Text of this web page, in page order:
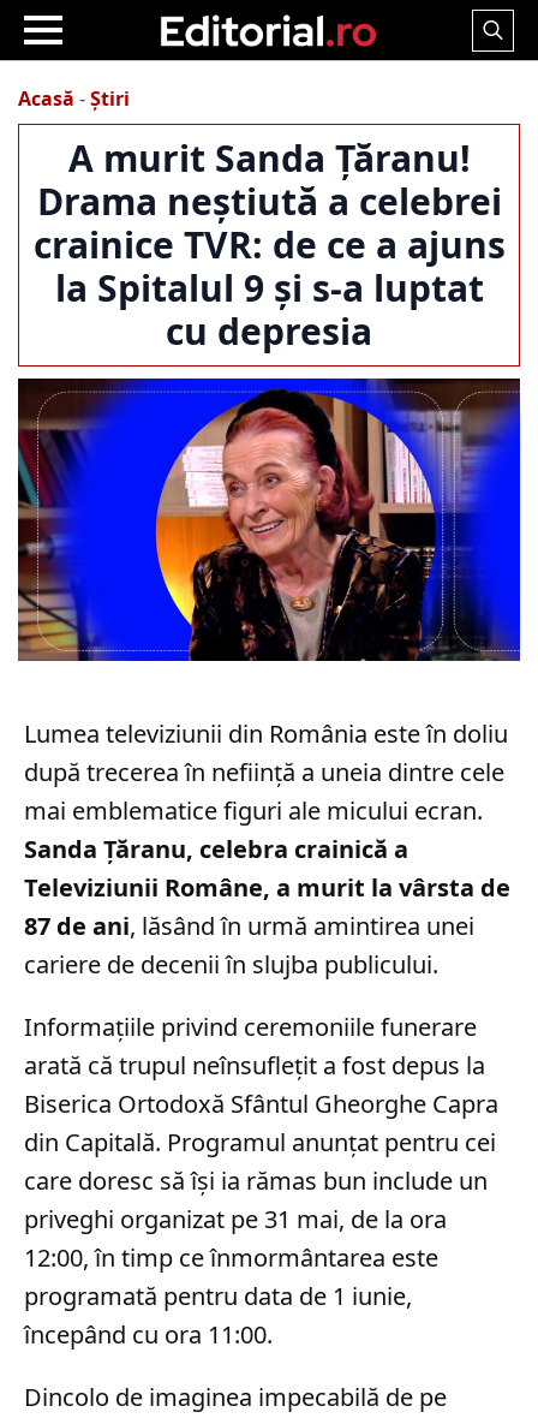
Search
Acasă -Știri
A murit Sanda Țăranu!
Drama neștiută a celebrei
crainice TVR: de ce a ajuns
la Spitalul 9 și s-a luptat
cu depresia
Lumea televiziunii din România este în doliu
după trecerea în neființă a uneia dintre cele
mai emblematice figuri ale micului ecran.
Sanda Țăranu, celebra crainică a
Televiziunii Române, a murit la vârsta de
87 de ani, lăsând în urmă amintirea unei
cariere de decenii în slujba publicului.
Informațiile privind ceremoniile funerare
arată că trupul neînsuflețit a fost depus la
Biserica Ortodoxă Sfântul Gheorghe Capra
din Capitală. Programul anunțat pentru cei
care doresc să își ia rămas bun include un
priveghi organizat pe 31 mai, de la ora
12:00, în timp ce înmormântarea este
programată pentru data de 1 iunie,
începând cu ora 11:00.
Dincolo de imaginea impecabilă de pe